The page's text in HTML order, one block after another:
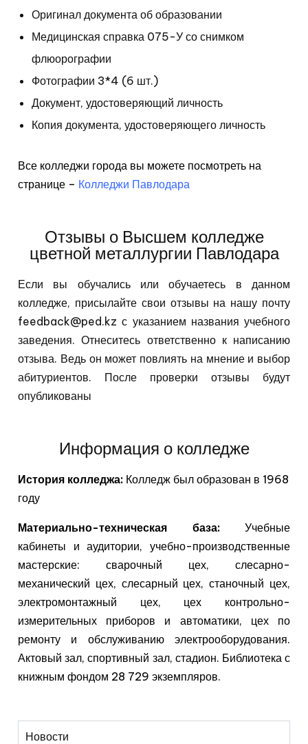
Оригинал документа об образовании
Медицинская справка 075-У со снимком
флюорографии
Фотографии 3*4 (6 шт.)
Документ, удостоверяющий личность
Копия документа, удостоверяющего личность
Все колледжи города вы можете посмотреть на
странице – Колледжи Павлодара
Отзывы о Высшем колледже
цветной металлургии Павлодара
Если вы обучались или обучаетесь в данном
колледже, присылайте свои отзывы на нашу почту
feedback@ped.kz с указанием названия учебного
заведения. Отнеситесь ответственно к написанию
отзыва. Ведь он может повлиять на мнение и выбор
абитуриентов. После проверки отзывы будут
опубликованы
Информация о колледже
История колледжа: Колледж был образован в 1968
году
Материально-техническая база:Учебные
кабинеты и аудитории, учебно-производственные
мастерские: сварочный цех, слесарно-
механический цех, слесарный цех, станочный цех,
электромонтажный цех, цех контрольно-
измерительных приборов и автоматики, цех по
ремонту и обслуживанию электрооборудования.
Актовый зал, спортивный зал, стадион. Библиотека с
книжным фондом 28 729 экземпляров.
Новости